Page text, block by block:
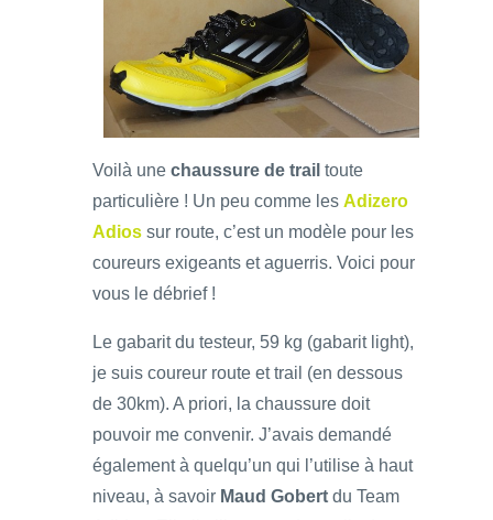
Voilà une chaussure de trail toute
particulière ! Un peu comme les Adizero
Adios sur route, c’est un modèle pour les
coureurs exigeants et aguerris. Voici pour
vous le débrief !
Le gabarit du testeur, 59 kg (gabarit light),
je suis coureur route et trail (en dessous
de 30km). A priori, la chaussure doit
pouvoir me convenir. J’avais demandé
également à quelqu’un qui l’utilise à haut
niveau, à savoir Maud Gobert du Team